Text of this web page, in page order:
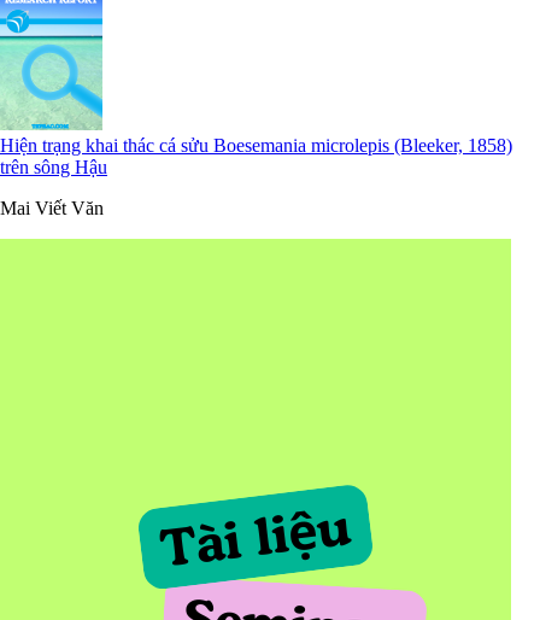
Hiện trạng khai thác cá sửu Boesemania microlepis (Bleeker, 1858)
trên sông Hậu
Mai Viết Văn